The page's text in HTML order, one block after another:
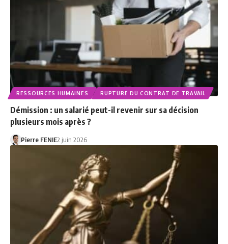
RESSOURCES HUMAINES RUPTURE DU CONTRAT DE TRAVAIL
Démission : un salarié peut-il revenir sur sa décision
plusieurs mois après ?
Pierre FENIE2 juin 2026